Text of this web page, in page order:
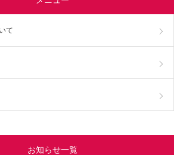
て
お知らせ一覧